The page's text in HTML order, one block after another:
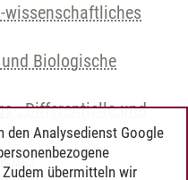
Biologische
, Differentielle und
I
den Analysedienst Google
übermitteln wir